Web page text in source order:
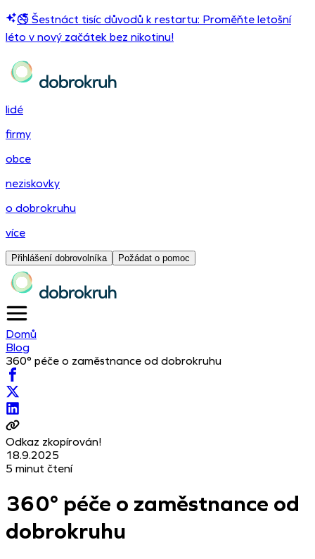
🚭 Šestnáct tisíc důvodů k restartu: Proměňte letošní
léto v nový začátek bez nikotinu!
lidé
firmy
obce
neziskovky
o dobrokruhu
více
Přihlášení dobrovolníka Požádat o pomoc
Domů
Blog
360° péče o zaměstnance od dobrokruhu
Odkaz zkopírován!
18.9.2025
5 minut čtení
360° péče o zaměstnance od
dobrokruhu